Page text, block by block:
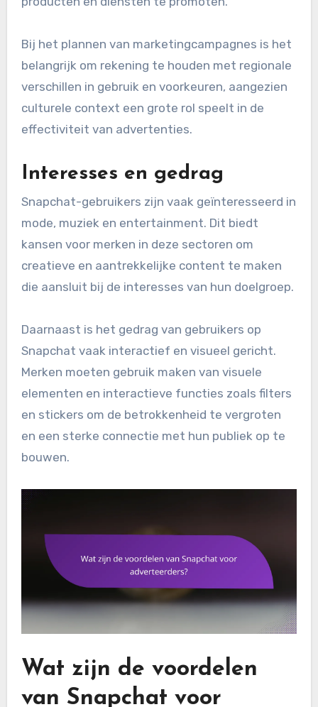
Bij het plannen van marketingcampagnes is het
belangrijk om rekening te houden met regionale
verschillen in gebruik en voorkeuren, aangezien
culturele context een grote rol speelt in de
effectiviteit van advertenties.
Interesses en gedrag
Snapchat-gebruikers zijn vaak geïnteresseerd in
mode, muziek en entertainment. Dit biedt
kansen voor merken in deze sectoren om
creatieve en aantrekkelijke content te maken
die aansluit bij de interesses van hun doelgroep.
Daarnaast is het gedrag van gebruikers op
Snapchat vaak interactief en visueel gericht.
Merken moeten gebruik maken van visuele
elementen en interactieve functies zoals filters
en stickers om de betrokkenheid te vergroten
en een sterke connectie met hun publiek op te
bouwen.
Wat zijn de voordelen
van Snapchat voor